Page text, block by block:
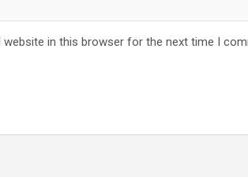
website in this browser for the next time I